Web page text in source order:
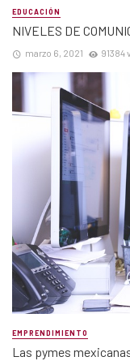
EDUCACIÓN
NIVELES DE
marzo 6, 2021 91384
EMPRENDIMIENTO
Las pymes